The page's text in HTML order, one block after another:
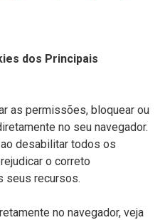
dos Principais
as permissões, bloquear ou
no seu navegador.
desabilitar todos os
o correto
seus recursos.
no navegador, veja